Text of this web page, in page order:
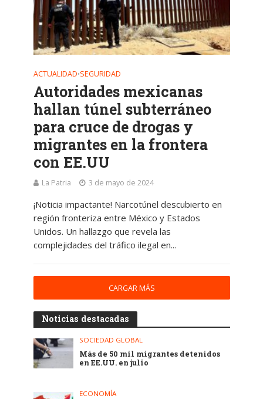
ACTUALIDAD•SEGURIDAD
Autoridades mexicanas
hallan túnel subterráneo
para cruce de drogas y
migrantes en la frontera
con EE.UU
La Patria 3 de mayo de 2024
¡Noticia impactante! Narcotúnel descubierto en
región fronteriza entre México y Estados
Unidos. Un hallazgo que revela las
complejidades del tráfico ilegal en...
CARGAR MÁS
Noticias destacadas
SOCIEDAD GLOBAL
Más de 50 mil migrantes detenidos
en EE.UU. en julio
ECONOMÍA